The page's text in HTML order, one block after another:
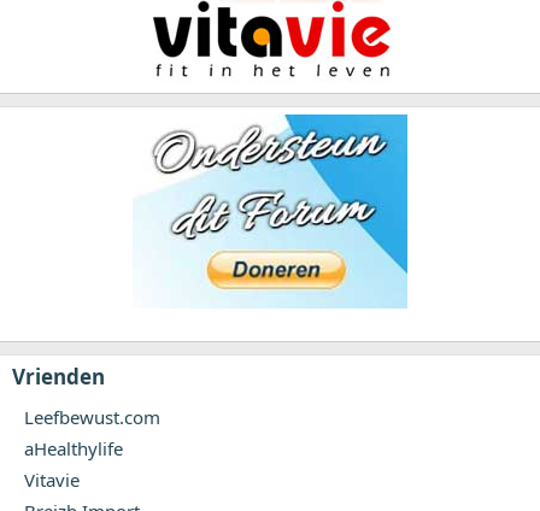
Vrienden
Leefbewust.com
aHealthylife
Vitavie